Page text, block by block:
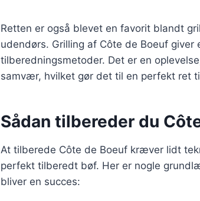
Retten er også blevet en favorit blandt
udendørs. Grilling af Côte de Boeuf
tilberedningsmetoder. Det er en
samvær, hvilket gør det til en perfekt ret
Sådan tilbereder du
At tilberede Côte de Boeuf kræver lidt
perfekt tilberedt bøf. Her er nogle
bliver en succes: